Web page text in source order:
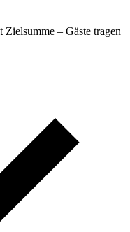
– Gäste tragen